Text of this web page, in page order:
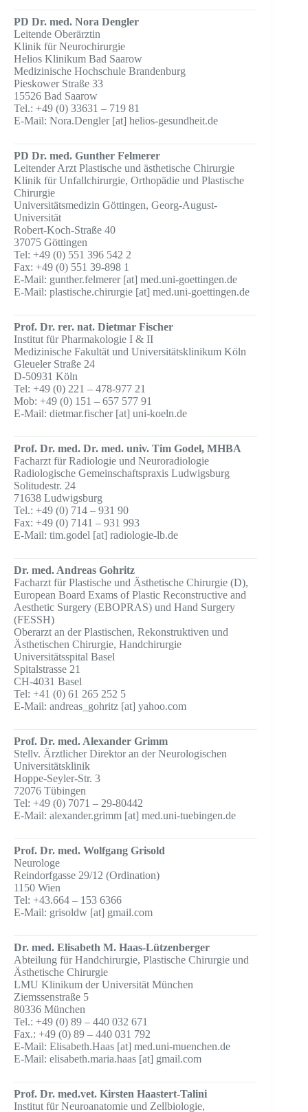
PD Dr. med. Nora Dengler
Leitende Oberärztin
Klinik für Neurochirurgie
Helios Klinikum Bad Saarow
Medizinische Hochschule Brandenburg
Pieskower Straße 33
15526 Bad Saarow
Tel.: +49 (0) 33631 – 719 81
E-Mail: Nora.Dengler [at] helios-gesundheit.de
PD Dr. med. Gunther Felmerer
Leitender Arzt Plastische und ästhetische Chirurgie
Klinik für Unfallchirurgie, Orthopädie und Plastische
Chirurgie
Universitätsmedizin Göttingen, Georg-August-
Universität
Robert-Koch-Straße 40
37075 Göttingen
Tel: +49 (0) 551 396 542 2
Fax: +49 (0) 551 39-898 1
E-Mail: gunther.felmerer [at] med.uni-goettingen.de
E-Mail: plastische.chirurgie [at] med.uni-goettingen.de
Prof. Dr. rer. nat. Dietmar Fischer
Institut für Pharmakologie I & II
Medizinische Fakultät und Universitätsklinikum Köln
Gleueler Straße 24
D-50931 Köln
Tel: +49 (0) 221 – 478-977 21
Mob: +49 (0) 151 – 657 577 91
E-Mail: dietmar.fischer [at] uni-koeln.de
Prof. Dr. med. Dr. med. univ. Tim Godel, MHBA
Facharzt für Radiologie und Neuroradiologie
Radiologische Gemeinschaftspraxis Ludwigsburg
Solitudestr. 24
71638 Ludwigsburg
Tel.: +49 (0) 714 – 931 90
Fax: +49 (0) 7141 – 931 993
E-Mail: tim.godel [at] radiologie-lb.de
Dr. med. Andreas Gohritz
Facharzt für Plastische und Ästhetische Chirurgie (D),
European Board Exams of Plastic Reconstructive and
Aesthetic Surgery (EBOPRAS) und Hand Surgery
(FESSH)
Oberarzt an der Plastischen, Rekonstruktiven und
Ästhetischen Chirurgie, Handchirurgie
Universitätsspital Basel
Spitalstrasse 21
CH-4031 Basel
Tel: +41 (0) 61 265 252 5
E-Mail: andreas_gohritz [at] yahoo.com
Prof. Dr. med. Alexander Grimm
Stellv. Ärztlicher Direktor an der Neurologischen
Universitätsklinik
Hoppe-Seyler-Str. 3
72076 Tübingen
Tel: +49 (0) 7071 – 29-80442
E-Mail: alexander.grimm [at] med.uni-tuebingen.de
Prof. Dr. med. Wolfgang Grisold
Neurologe
Reindorfgasse 29/12 (Ordination)
1150 Wien
Tel: +43.664 – 153 6366
E-Mail: grisoldw [at] gmail.com
Dr. med. Elisabeth M. Haas-Lützenberger
Abteilung für Handchirurgie, Plastische Chirurgie und
Ästhetische Chirurgie
LMU Klinikum der Universität München
Ziemssenstraße 5
80336 München
Tel.: +49 (0) 89 – 440 032 671
Fax.: +49 (0) 89 – 440 031 792
E-Mail: Elisabeth.Haas [at] med.uni-muenchen.de
E-Mail: elisabeth.maria.haas [at] gmail.com
Prof. Dr. med.vet. Kirsten Haastert-Talini
Institut für Neuroanatomie und Zellbiologie,